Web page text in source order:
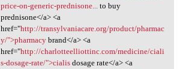
price-on-generic-prednisone...to buy
prednisone</a> <a
href="http://transylvaniacare.org/product/pharmac
y/">pharmacybrand</a> <a
href="http://charlotteelliottinc.com/medicine/ciali
s-dosage-rate/">cialisdosage rate</a> <a